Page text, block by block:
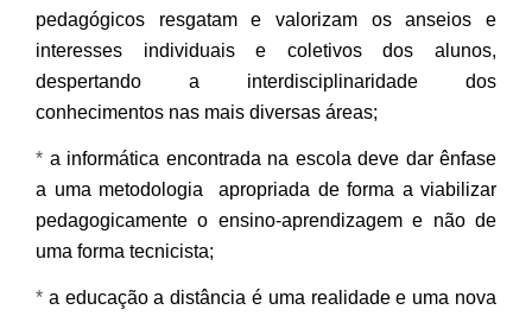
pedagógicos resgatam e valorizam os anseios e
interesses individuais e coletivos dos alunos,
despertando a interdisciplinaridade dos
conhecimentos nas mais diversas áreas;
* a informática encontrada na escola deve dar ênfase
a uma metodologia apropriada de forma a viabilizar
pedagogicamente o ensino-aprendizagem e não de
uma forma tecnicista;
* a educação a distância é uma realidade e uma nova